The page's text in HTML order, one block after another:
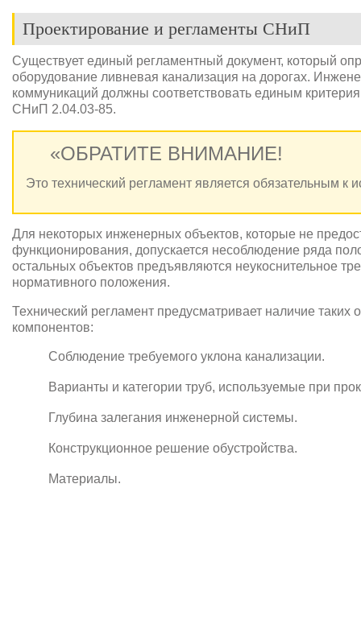
Проектирование и регламенты СНиП
Существует единый регламентный документ, который
оборудование ливневая канализация на дорогах.
коммуникаций должны соответствовать единым
СНиП 2.04.03-85.
«ОБРАТИТЕ ВНИМАНИЕ!
Это технический регламент является обязательным к
Для некоторых инженерных объектов, которые не
функционирования, допускается несоблюдение ряда
остальных объектов предъявляются неукоснительное
нормативного положения.
Технический регламент предусматривает наличие таких
компонентов:
Соблюдение требуемого уклона канализации.
Варианты и категории труб, используемые при
Глубина залегания инженерной системы.
Конструкционное решение обустройства.
Материалы.